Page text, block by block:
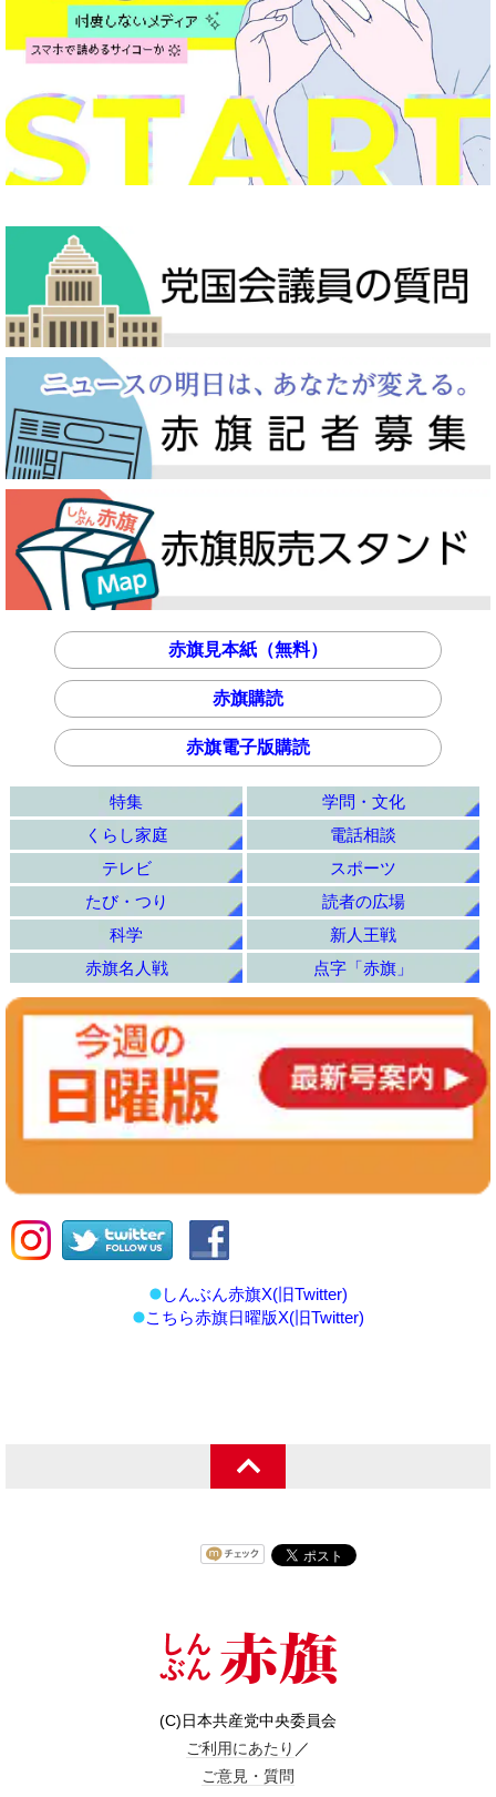
赤旗見本紙（無料）
赤旗購読
赤旗電子版購読
特集
学問・文化
くらし家庭
電話相談
テレビ
スポーツ
たび・つり
読者の広場
科学
新人王戦
赤旗名人戦
点字「赤旗」
しんぶん赤旗X(旧Twitter)
こちら赤旗日曜版X(旧Twitter)
(C)日本共産党中央委員会
ご利用にあたり ／
ご意見・質問